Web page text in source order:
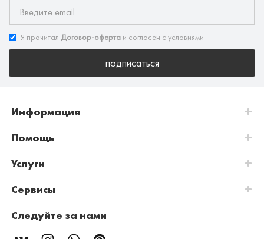
Я прочитал Договор-оферта и согласен с условиями
подписаться
Информация
Помощь
Услуги
Сервисы
Следуйте за нами